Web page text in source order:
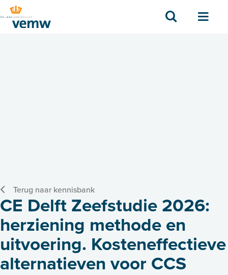
Zoek
Terug naar kennisbank
CE Delft Zeefstudie 2026:
herziening methode en
uitvoering. Kosteneffectieve
alternatieven voor CCS